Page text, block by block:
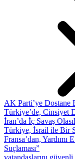
AK Parti’ye Dostane
Türkiye’de, Cinsiyet
İran’da İç Savaş
Türkiye, İsrail ile Bir
Fransa’dan, Yardımı
Suçlaması”
vatandaşlarını güvenli